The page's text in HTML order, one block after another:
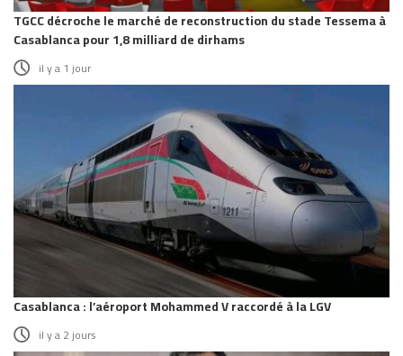
TGCC décroche le marché de reconstruction du stade Tessema à
Casablanca pour 1,8 milliard de dirhams
il y a 1 jour
Casablanca : l’aéroport Mohammed V raccordé à la LGV
il y a 2 jours